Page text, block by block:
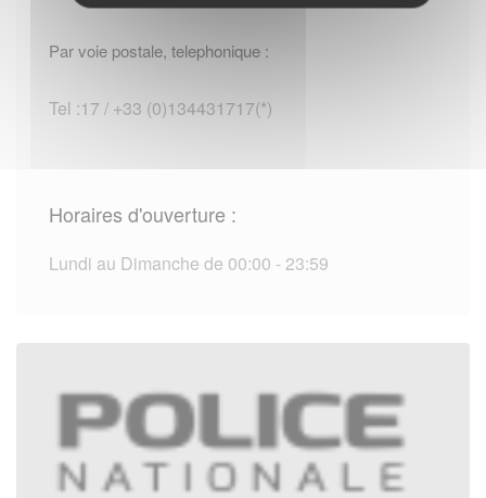
Par voie postale, telephonique :
Tel :17 / +33 (0)134431717(*)
Horaires d'ouverture :
Lundi au Dimanche de 00:00 - 23:59